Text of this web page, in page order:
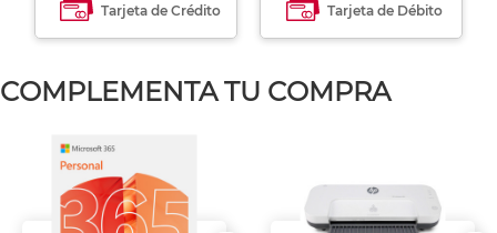
Tarjeta de Crédito Tarjeta de Débito
COMPLEMENTA TU COMPRA